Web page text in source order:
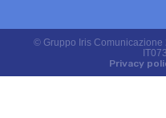
© Gruppo Iris Comunicazione
Privacy